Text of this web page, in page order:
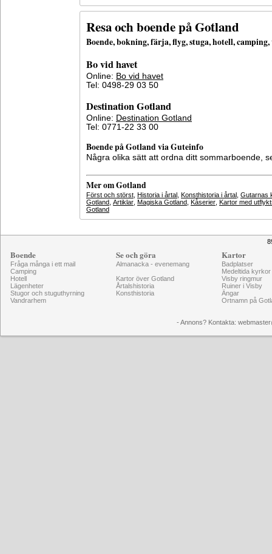
Resa och boende på Gotland
Boende, bokning, färja, flyg, stuga, hotell,
Bo vid havet
Online: Bo vid havet
Tel: 0498-29 03 50
Destination Gotland
Online: Destination Gotland
Tel: 0771-22 33 00
Boende på Gotland via Guteinfo
Några olika sätt att ordna ditt sommarboende,
Mer om Gotland
Först och störst Historia i årtal Konsthistoria i årtal Gutarnas
Gotland Artiklar Magiska Gotland Kåserier Kartor med
Gotland
Boende
Fråga många i ett mail
Camping
Hotell
Lägenheter
Stugor och stuguthyrning
Vandrarhem
Se och göra
Almanacka - evenemang
Kartor över Gotland
Årtalshistoria
Konsthistoria
Kartor
Badplatser
Medeltida kyrkor
Visby ringmur
Ruiner i Visby
Ängar
Ortnamn på
- Annons? Kontakta: